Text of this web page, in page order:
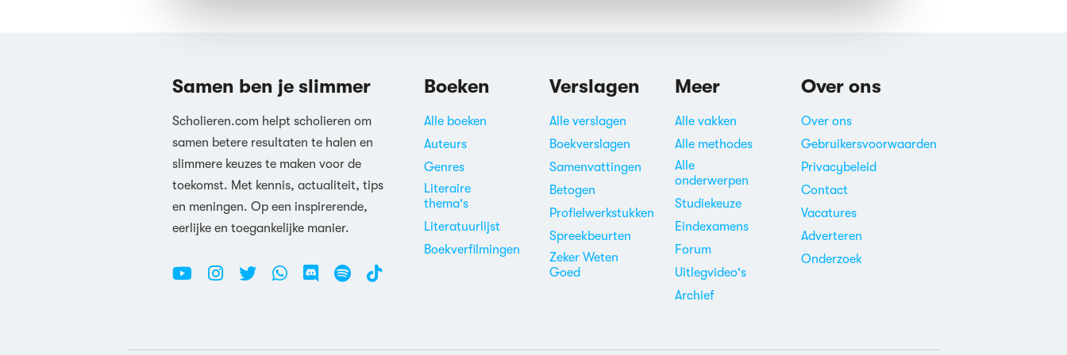
Samen ben je slimmer
Scholieren.com helpt scholieren om
samen betere resultaten te halen en
slimmere keuzes te maken voor de
toekomst. Met kennis, actualiteit, tips
en meningen. Op een inspirerende,
eerlijke en toegankelijke manier.
Boeken
Alle boeken
Auteurs
Genres
Literaire
thema's
Literatuurlijst
Boekverfilmingen
Verslagen
Alle verslagen
Boekverslagen
Samenvattingen
Betogen
Profielwerkstukken
Spreekbeurten
Zeker Weten
Goed
Meer
Alle vakken
Alle methodes
Alle
onderwerpen
Studiekeuze
Eindexamens
Forum
Uitlegvideo's
Archief
Over ons
Over ons
Gebruikersvoorwaarden
Privacybeleid
Contact
Vacatures
Adverteren
Onderzoek